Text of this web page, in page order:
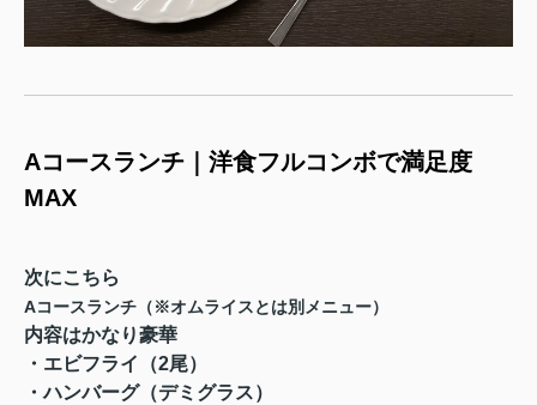
Aコースランチ｜洋食フルコンボで満足度
MAX
次にこちら
Aコースランチ（※オムライスとは別メニュー）
内容はかなり豪華
・エビフライ（2尾）
・ハンバーグ（デミグラス）